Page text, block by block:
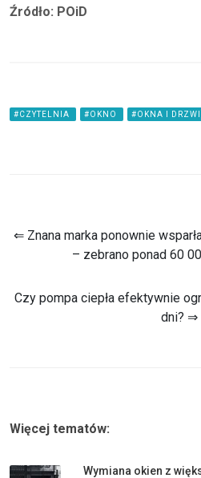
Źródło: POiD
#CZYTELNIA #OKNO #OKNA I DRZWI
⇐ Znana marka ponownie
– zebrano ponad 60
Czy pompa ciepła efektywnie
dni? ⇒
Więcej tematów:
Wymiana okien z